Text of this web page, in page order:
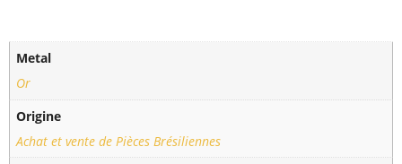
Metal
Or
Origine
Achat et vente de Pièces Brésiliennes